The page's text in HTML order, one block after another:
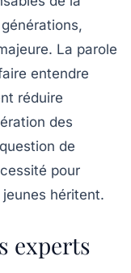
La parole
entendre
réduire
des
de
pour
jeunes héritent.
experts